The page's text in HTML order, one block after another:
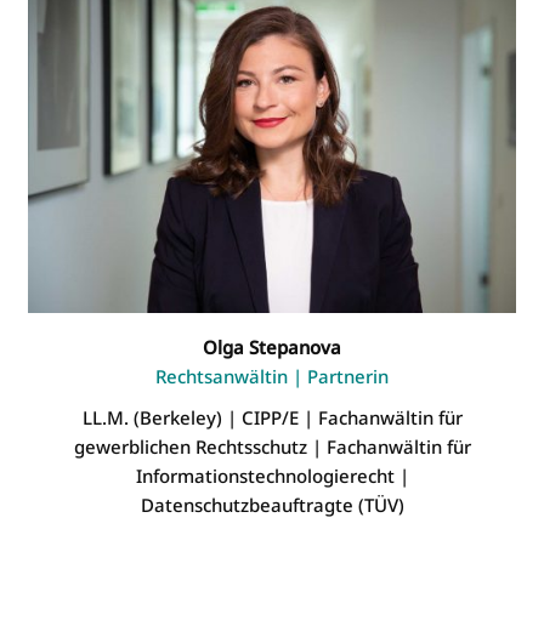
Olga Stepanova
Rechtsanwältin | Partnerin
LL.M. (Berkeley) | CIPP/E | Fachanwältin für
gewerblichen Rechtsschutz | Fachanwältin für
Informationstechnologierecht |
Datenschutzbeauftragte (TÜV)